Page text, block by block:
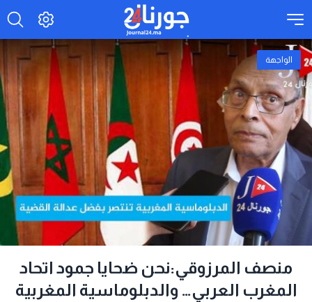
الواجهة
منصف المرزوقي:نحن ضحايا جمود اتحاد
المغرب العربي… والدبلوماسية المغربية